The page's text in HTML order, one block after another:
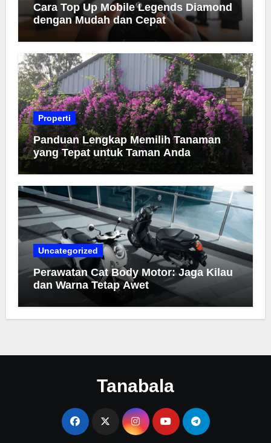
Cara Top Up Mobile Legends Diamond
dengan Mudah dan Cepat
Properti
Panduan Lengkap Memilih Tanaman
yang Tepat untuk Taman Anda
Uncategorized
Perawatan Cat Body Motor: Jaga Kilau
dan Warna Tetap Awet
Tanabala